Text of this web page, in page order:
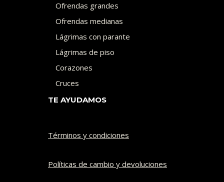
Ofrendas grandes
Ofrendas medianas
Lágrimas con parante
Lágrimas de piso
Corazones
Cruces
TE AYUDAMOS
Términos y condiciones
Políticas de cambio y devoluciones​